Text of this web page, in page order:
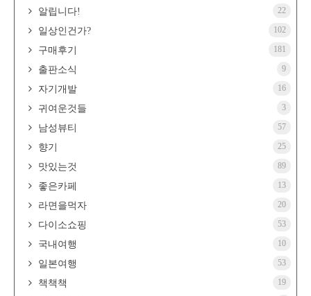
알립니다! 22
일상인건가? 102
구매후기 181
출판소식 9
자기개발 16
귀여운것들 3
남성뷰티 57
향기 25
맛있는것 89
좋은카페 13
라면을먹자 20
다이소쇼핑 53
국내여행 10
일본여행 53
책책책 19